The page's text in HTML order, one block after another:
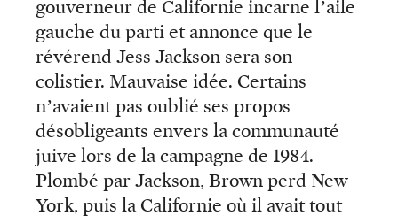
gouverneur de Californie incarne l’aile
gauche du parti et annonce que le
révérend Jess Jackson sera son
colistier. Mauvaise idée. Certains
n’avaient pas oublié ses propos
désobligeants envers la communauté
juive lors de la campagne de 1984.
Plombé par Jackson, Brown perd New
York, puis la Californie où il avait tout